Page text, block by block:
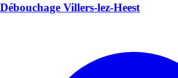
Débouchage Villers-lez-Heest